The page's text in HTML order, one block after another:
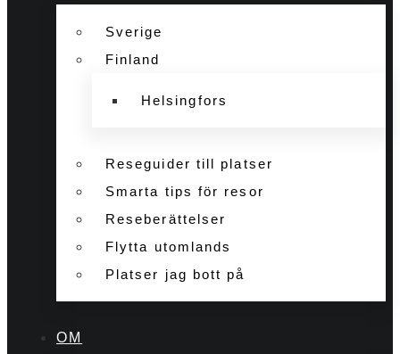
Sverige
Finland
Helsingfors
Reseguider till platser
Smarta tips för resor
Reseberättelser
Flytta utomlands
Platser jag bott på
OM